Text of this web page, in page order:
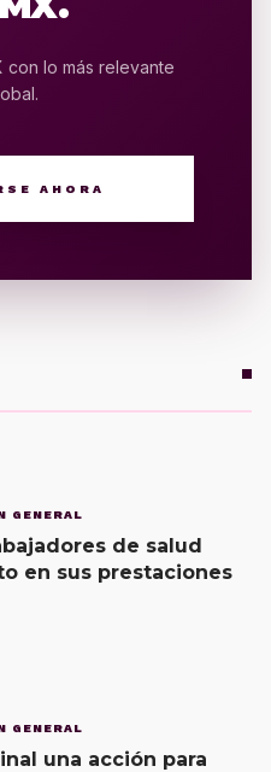
con lo más relevante
AHORA
GENERAL
de salud
en sus prestaciones
GENERAL
una acción para